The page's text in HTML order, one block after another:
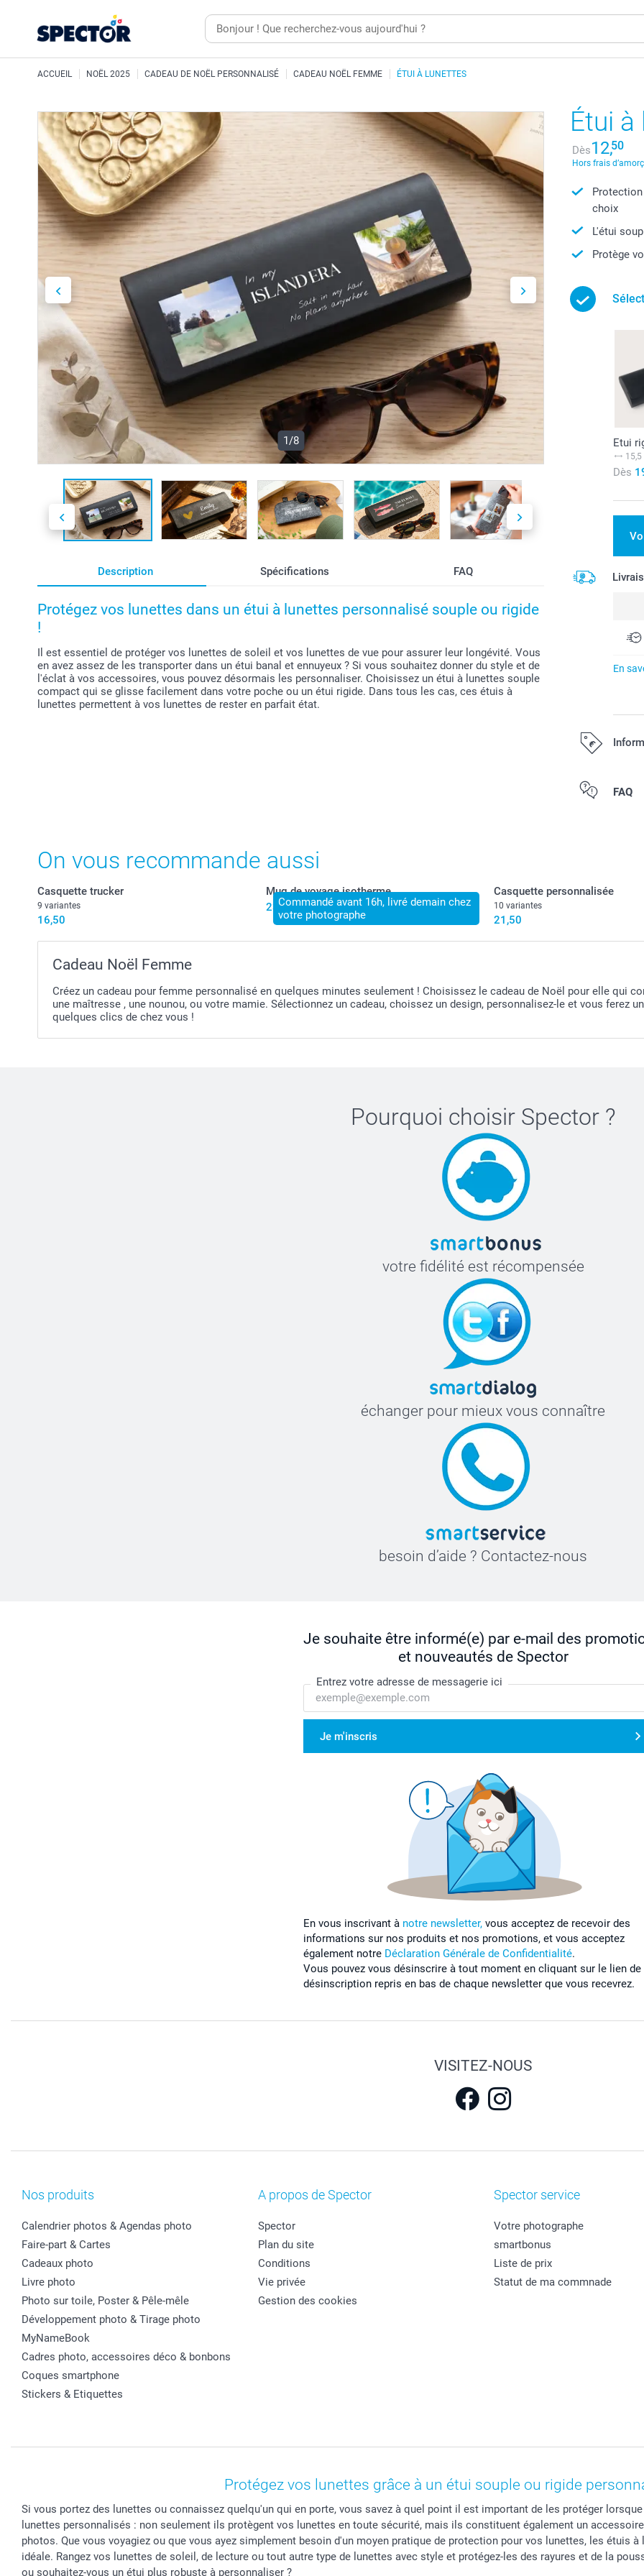
ACCUEIL NOËL 2025 CADEAU DE NOËL PERSONNALISÉ CADEAU NOËL FEMME ÉTUI À LUNETTES
1/8
Description Spécifications FAQ
Protégez vos lunettes dans un étui à lunettes personnalisé souple ou rigide
!
Il est essentiel de protéger vos lunettes de soleil et vos lunettes de vue pour assurer leur longévité. Vous
en avez assez de les transporter dans un étui banal et ennuyeux ? Si vous souhaitez donner du style et de
l'éclat à vos accessoires, vous pouvez désormais les personnaliser. Choisissez un étui à lunettes souple
compact qui se glisse facilement dans votre poche ou un étui rigide. Dans tous les cas, ces étuis à
lunettes permettent à vos lunettes de rester en parfait état.
Étui
Dès12,50
Hors frais
choix
L'étui
Protège
Etui
15,5
Dès
En
Tous les prix
FAQ
On vous recommande aussi
Casquette trucker
9 variantes
16,50
Commandé avant 16h, livré demain chez
votre photographe
Mug de voyage isotherme
23,50
Casquette personnalisée
10 variantes
21,50
Cadeau Noël Femme
Créez un cadeau pour femme personnalisé en quelques minutes seulement ! Choisissez le cadeau de Noël pour elle qui
une maîtresse , une nounou, ou votre mamie. Sélectionnez un cadeau, choissez un design, personnalisez-le et vous ferez
quelques clics de chez vous !
Pourquoi choisir Spector?
votre fidélité est récompensée
échanger pour mieux vous connaître
besoin d’aide ? Contactez-nous
Je souhaite être informé(e) par e-mail des
et nouveautés de Spector
Entrez votre adresse de messagerie ici
Je m'inscris
En vous inscrivant à notre newsletter, vous acceptez de recevoir des
informations sur nos produits et nos promotions, et vous acceptez
également notre Déclaration Générale de Confidentialité.
Vous pouvez vous désinscrire à tout moment en cliquant sur le lien de
désinscription repris en bas de chaque newsletter que vous recevrez.
VISITEZ-NOUS
Nos produits
Calendrier photos & Agendas photo
Faire-part & Cartes
Cadeaux photo
Livre photo
Photo sur toile, Poster & Pêle-mêle
Développement photo & Tirage photo
MyNameBook
Cadres photo, accessoires déco & bonbons
Coques smartphone
Stickers & Etiquettes
A propos de Spector
Spector
Plan du site
Conditions
Vie privée
Gestion des cookies
Spector service
Votre photographe
smartbonus
Liste de prix
Statut de ma commnade
Protégez vos lunettes grâce à un étui souple ou rigide
Si vous portez des lunettes ou connaissez quelqu'un qui en porte, vous savez à quel point il est important de les protéger
lunettes personnalisés : non seulement ils protègent vos lunettes en toute sécurité, mais ils constituent également un
photos. Que vous voyagiez ou que vous ayez simplement besoin d'un moyen pratique de protection pour vos lunettes, les étuis
idéale. Rangez vos lunettes de soleil, de lecture ou tout autre type de lunettes avec style et protégez-les des rayures et de la
ou souhaitez-vous un étui plus robuste à personnaliser ?